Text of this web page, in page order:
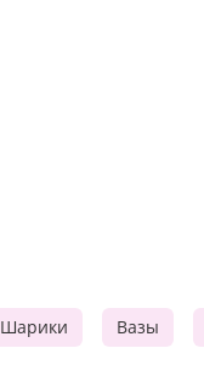
Шарики Вазы